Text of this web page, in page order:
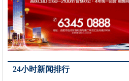
24小时新闻排行